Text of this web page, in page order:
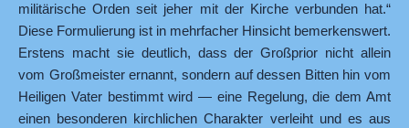
militärische Orden seit jeher mit der Kirche verbunden hat.“
Diese Formulierung ist in mehrfacher Hinsicht bemerkenswert.
Erstens macht sie deutlich, dass der Großprior nicht allein
vom Großmeister ernannt, sondern auf dessen Bitten hin vom
Heiligen Vater bestimmt wird — eine Regelung, die dem Amt
einen besonderen kirchlichen Charakter verleiht und es aus